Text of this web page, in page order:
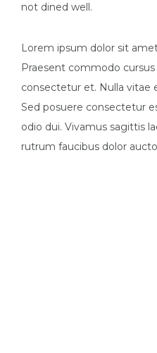
not dined well.
Lorem ipsum dolor sit
Praesent commodo
consectetur et. Nulla vitae
Sed posuere consectetur
odio dui. Vivamus sagittis
rutrum faucibus dolor